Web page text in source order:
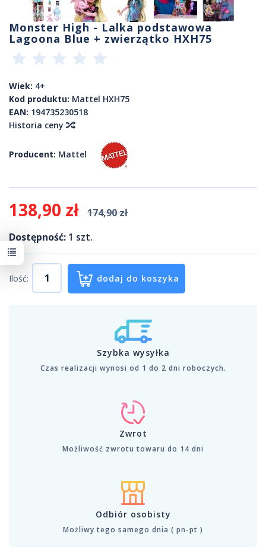
Monster High - Lalka podstawowa
Lagoona Blue + zwierzątko HXH75
Wiek: 4+
Kod produktu: Mattel HXH75
EAN: 194735230518
Historia ceny
Producent: Mattel
138,90 zł
174,90 zł
Dostępność: 1 szt.
Ilość: dodaj do koszyka
Szybka wysyłka
Czas realizacji wynosi od 1 do 2 dni roboczych.
Zwrot
Możliwość zwrotu towaru do 14 dni
Odbiór osobisty
Możliwy tego samego dnia ( pn-pt )